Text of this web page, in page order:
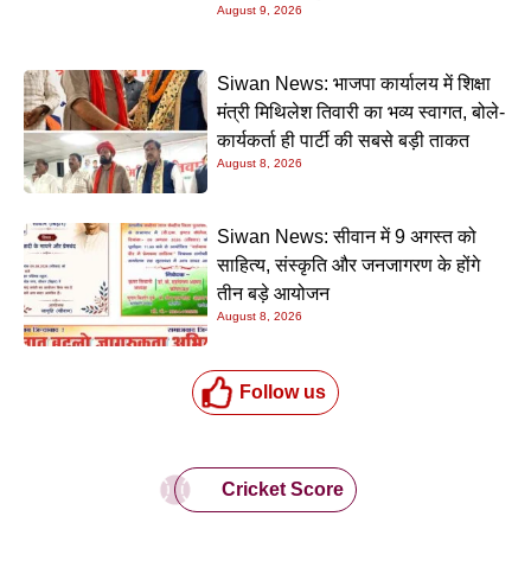
August 9, 2026
Siwan News: भाजपा कार्यालय में शिक्षा
मंत्री मिथिलेश तिवारी का भव्य स्वागत, बोले-
कार्यकर्ता ही पार्टी की सबसे बड़ी ताकत
August 8, 2026
Siwan News: सीवान में 9 अगस्त को
साहित्य, संस्कृति और जनजागरण के होंगे
तीन बड़े आयोजन
August 8, 2026
Follow us
Cricket Score